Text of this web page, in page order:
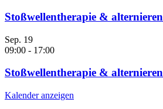
Stoßwellentherapie &
Sep. 19
09:00 - 17:00
Stoßwellentherapie &
Kalender anzeigen